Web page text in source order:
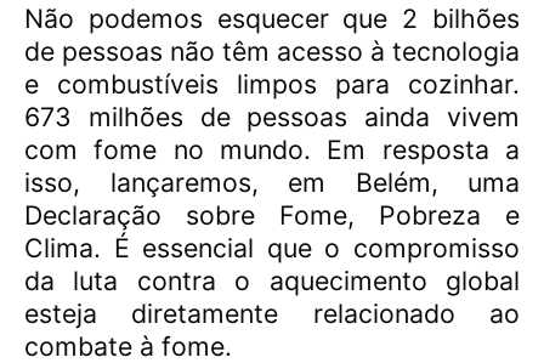
Não podemos esquecer que 2 bilhões
de pessoas não têm acesso à tecnologia
e combustíveis limpos para cozinhar.
673 milhões de pessoas ainda vivem
com fome no mundo. Em resposta a
isso, lançaremos, em Belém, uma
Declaração sobre Fome, Pobreza e
Clima. É essencial que o compromisso
da luta contra o aquecimento global
esteja diretamente relacionado ao
combate à fome.